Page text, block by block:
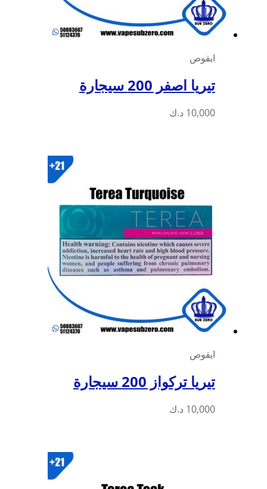
ايقوص
تيريا اصفر 200 سيجارة
10,000 د.ك
ايقوص
تيريا تركواز 200 سيجارة
10,000 د.ك